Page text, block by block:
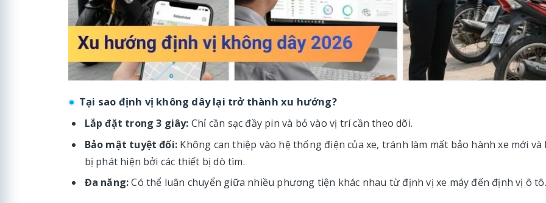
Tại sao định vị không dây lại trở thành xu hướng?
Lắp đặt trong 3 giây: Chỉ cần sạc đầy pin và bỏ vào vị trí cần theo dõi.
Bảo mật tuyệt đối: Không can thiệp vào hệ thống điện của xe, tránh làm mất bảo hành xe mới và
bị phát hiện bởi các thiết bị dò tìm.
Đa năng:Có thể luân chuyển giữa nhiều phương tiện khác nhau từ định vị xe máy đến định vị ô tô.